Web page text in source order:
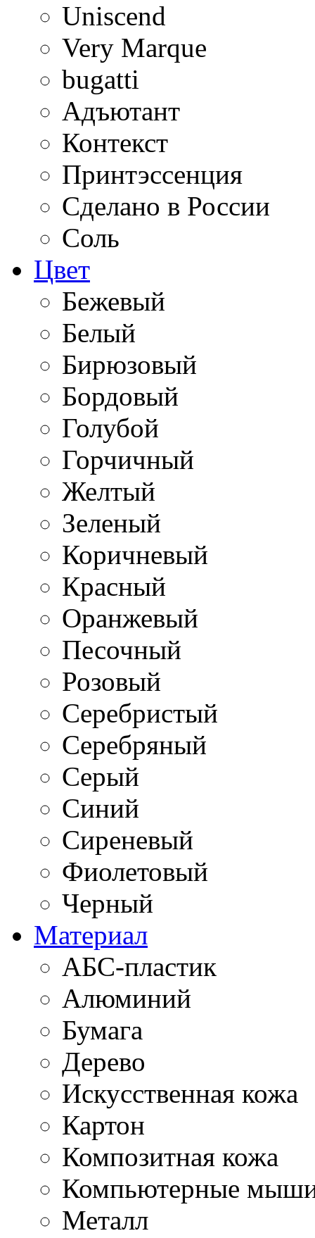
Uniscend
Very Marque
bugatti
Адъютант
Контекст
Принтэссенция
Сделано в России
Соль
Цвет
Бежевый
Белый
Бирюзовый
Бордовый
Голубой
Горчичный
Желтый
Зеленый
Коричневый
Красный
Оранжевый
Песочный
Розовый
Серебристый
Серебряный
Серый
Синий
Сиреневый
Фиолетовый
Черный
Материал
АБС-пластик
Алюминий
Бумага
Дерево
Искусственная кожа
Картон
Композитная кожа
Компьютерные
Металл